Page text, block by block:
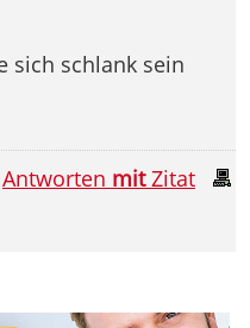
sich schlank sein
Antworten mitZitat